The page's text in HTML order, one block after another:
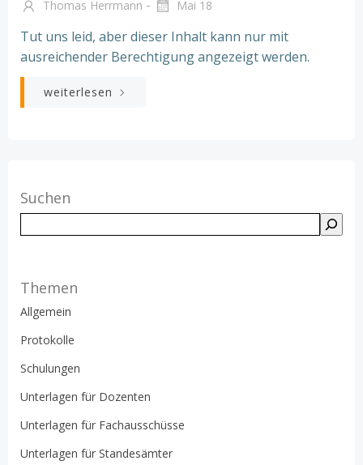
Thomas Herrmann - Mai 18
Tut uns leid, aber dieser Inhalt kann nur mit
ausreichender Berechtigung angezeigt werden.
weiterlesen
Suchen
Themen
Allgemein
Protokolle
Schulungen
Unterlagen für Dozenten
Unterlagen für Fachausschüsse
Unterlagen für Standesämter